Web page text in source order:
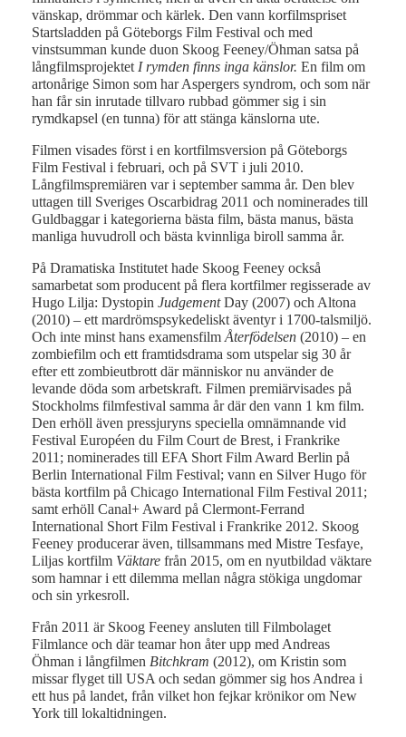
vänskap, drömmar och kärlek. Den vann korfilmspriset
Startsladden på Göteborgs Film Festival och med
vinstsumman kunde duon Skoog Feeney/Öhman satsa på
långfilmsprojektet I rymden finns inga känslor. En film om
artonårige Simon som har Aspergers syndrom, och som när
han får sin inrutade tillvaro rubbad gömmer sig i sin
rymdkapsel (en tunna) för att stänga känslorna ute.
Filmen visades först i en kortfilmsversion på Göteborgs
Film Festival i februari, och på SVT i juli 2010.
Långfilmspremiären var i september samma år. Den blev
uttagen till Sveriges Oscarbidrag 2011 och nominerades till
Guldbaggar i kategorierna bästa film, bästa manus, bästa
manliga huvudroll och bästa kvinnliga biroll samma år.
På Dramatiska Institutet hade Skoog Feeney också
samarbetat som producent på flera kortfilmer regisserade av
Hugo Lilja: Dystopin JudgementDay (2007) och Altona
(2010) – ett mardrömspsykedeliskt äventyr i 1700-talsmiljö.
Och inte minst hans examensfilm Återfödelsen (2010) – en
zombiefilm och ett framtidsdrama som utspelar sig 30 år
efter ett zombieutbrott där människor nu använder de
levande döda som arbetskraft. Filmen premiärvisades på
Stockholms filmfestival samma år där den vann 1 km film.
Den erhöll även pressjuryns speciella omnämnande vid
Festival Européen du Film Court de Brest, i Frankrike
2011; nominerades till EFA Short Film Award Berlin på
Berlin International Film Festival; vann en Silver Hugo för
bästa kortfilm på Chicago International Film Festival 2011;
samt erhöll Canal+ Award på Clermont-Ferrand
International Short Film Festival i Frankrike 2012. Skoog
Feeney producerar även, tillsammans med Mistre Tesfaye,
Liljas kortfilm Väktare från 2015, om en nyutbildad väktare
som hamnar i ett dilemma mellan några stökiga ungdomar
och sin yrkesroll.
Från 2011 är Skoog Feeney ansluten till Filmbolaget
Filmlance och där teamar hon åter upp med Andreas
Öhman i långfilmen Bitchkram (2012), om Kristin som
missar flyget till USA och sedan gömmer sig hos Andrea i
ett hus på landet, från vilket hon fejkar krönikor om New
York till lokaltidningen.